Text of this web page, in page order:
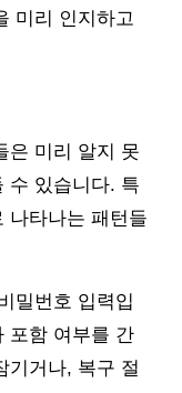
미리 인지하고
은 미리 알지 못
수 있습니다. 특
나타나는 패턴들
밀번호 입력입
포함 여부를 간
기거나, 복구 절